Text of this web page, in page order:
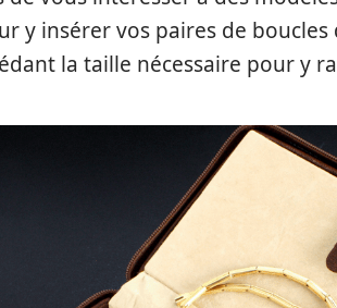
y insérer vos paires de boucles
la taille nécessaire pour y